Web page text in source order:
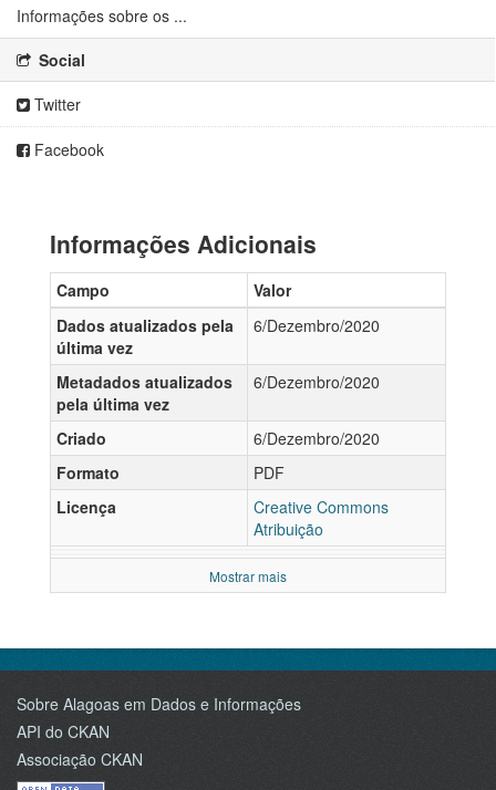
Informações sobre os ...
Social
Twitter
Facebook
Informações Adicionais
Campo
Valor
Dados atualizados pela
última vez
6/Dezembro/2020
Metadados atualizados
pela última vez
6/Dezembro/2020
Criado
6/Dezembro/2020
Formato
PDF
Licença
Creative Commons
Atribuição
Mostrar mais
Sobre Alagoas em Dados e Informações
API do CKAN
Associação CKAN